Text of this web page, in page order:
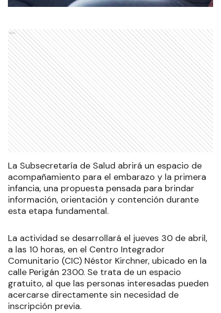
Ads
La Subsecretaría de Salud abrirá un espacio de
acompañamiento para el embarazo y la primera
infancia, una propuesta pensada para brindar
información, orientación y contención durante
esta etapa fundamental.
La actividad se desarrollará el jueves 30 de abril,
a las 10 horas, en el Centro Integrador
Comunitario (CIC) Néstor Kirchner, ubicado en la
calle Perigán 2300. Se trata de un espacio
gratuito, al que las personas interesadas pueden
acercarse directamente sin necesidad de
inscripción previa.